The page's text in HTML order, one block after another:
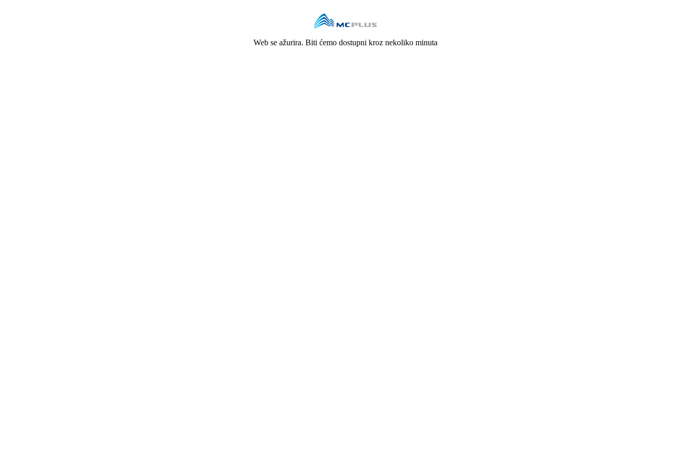
Web se ažurira. Biti ćemo dostupni kroz nekoliko minuta